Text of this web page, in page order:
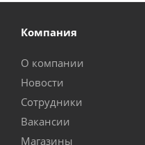
Компания
О компании
Новости
Сотрудники
Вакансии
Магазины